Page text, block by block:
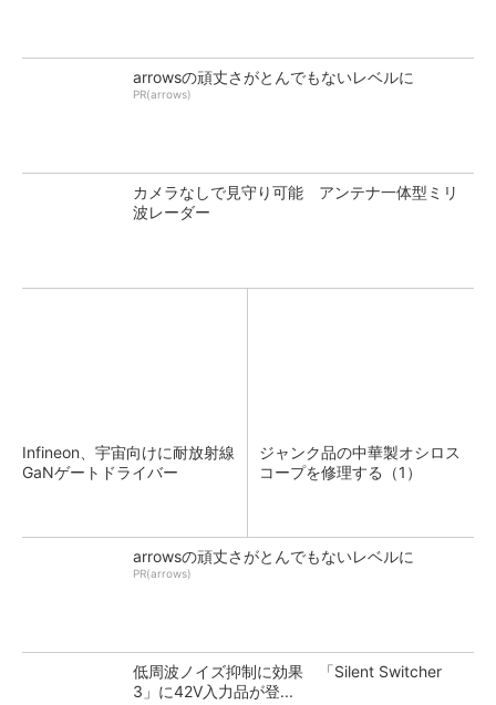
arrowsの頑丈さがとんでもないレベルに
PR(arrows)
カメラなしで見守り可能 アンテナ一体型ミリ
波レーダー
Infineon、宇宙向けに耐放射線
GaNゲートドライバー
ジャンク品の中華製オシロス
コープを修理する（1）
arrowsの頑丈さがとんでもないレベルに
PR(arrows)
低周波ノイズ抑制に効果 「Silent Switcher
3」に42V入力品が登...